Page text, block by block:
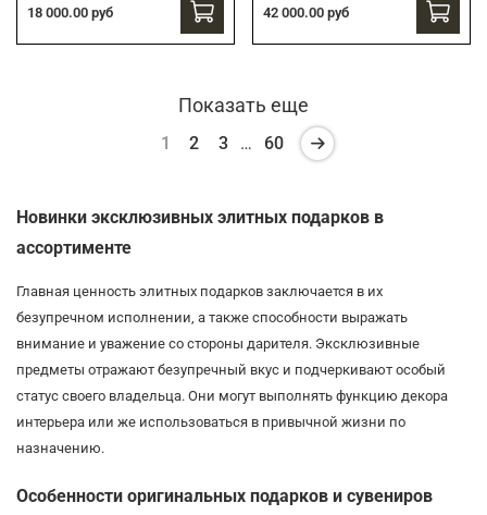
18 000.00 руб 42 000.00 руб
Показать еще
1 2 3 … 60
Новинки эксклюзивных элитных подарков в
ассортименте
Главная ценность элитных подарков заключается в их
безупречном исполнении, а также способности выражать
внимание и уважение со стороны дарителя. Эксклюзивные
предметы отражают безупречный вкус и подчеркивают особый
статус своего владельца. Они могут выполнять функцию декора
интерьера или же использоваться в привычной жизни по
назначению.
Особенности оригинальных подарков и сувениров